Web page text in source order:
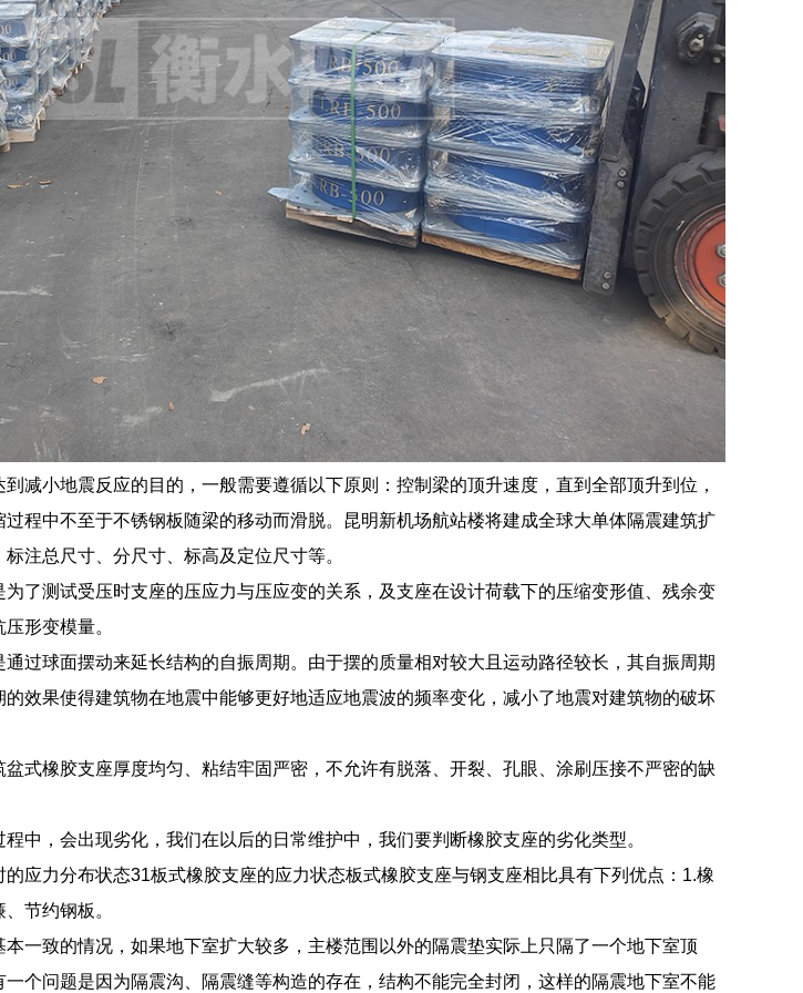
减小地震反应的目的，一般需要遵循以下原则：控制梁的顶升速度，直到全部顶升到位，
程中不至于不锈钢板随梁的移动而滑脱。昆明新机场航站楼将建成全球大单体隔震建筑扩
注总尺寸、分尺寸、标高及定位尺寸等。
了测试受压时支座的压应力与压应变的关系，及支座在设计荷载下的压缩变形值、残余变
形变模量。
过球面摆动来延长结构的自振周期。由于摆的质量相对较大且运动路径较长，其自振周期
效果使得建筑物在地震中能够更好地适应地震波的频率变化，减小了地震对建筑物的破坏
式橡胶支座厚度均匀、粘结牢固严密，不允许有脱落、开裂、孔眼、涂刷压接不严密的缺
中，会出现劣化，我们在以后的日常维护中，我们要判断橡胶支座的劣化类型。
应力分布状态31板式橡胶支座的应力状态板式橡胶支座与钢支座相比具有下列优点：1.橡
节约钢板。
一致的情况，如果地下室扩大较多，主楼范围以外的隔震垫实际上只隔了一个地下室顶
个问题是因为隔震沟、隔震缝等构造的存在，结构不能完全封闭，这样的隔震地下室不能